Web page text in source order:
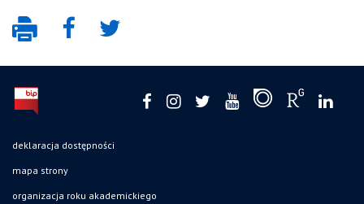
deklaracja dostępności
mapa strony
organizacja roku akademickiego